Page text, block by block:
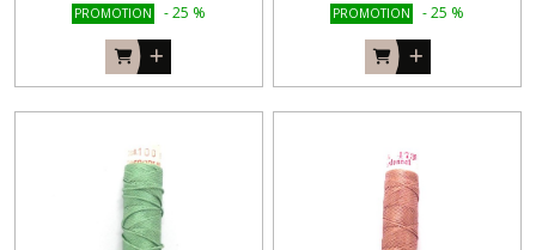
PROMOTION -25 % PROMOTION -25 %